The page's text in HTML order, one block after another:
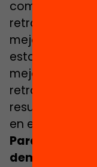
como
mejora como
esta tensión
mejora del
resulta clave
en el bienestar
Para
demás fases